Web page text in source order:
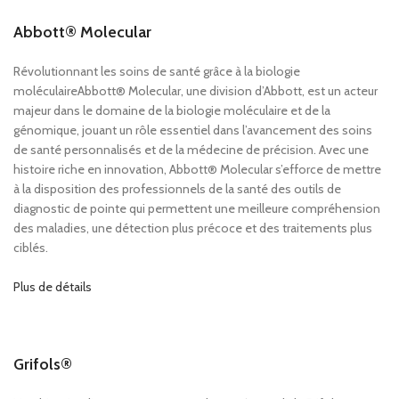
Abbott® Molecular
Révolutionnant les soins de santé grâce à la biologie
moléculaireAbbott® Molecular, une division d’Abbott, est un acteur
majeur dans le domaine de la biologie moléculaire et de la
génomique, jouant un rôle essentiel dans l’avancement des soins
de santé personnalisés et de la médecine de précision. Avec une
histoire riche en innovation, Abbott® Molecular s’efforce de mettre
à la disposition des professionnels de la santé des outils de
diagnostic de pointe qui permettent une meilleure compréhension
des maladies, une détection plus précoce et des traitements plus
ciblés.
Plus de détails
Grifols®